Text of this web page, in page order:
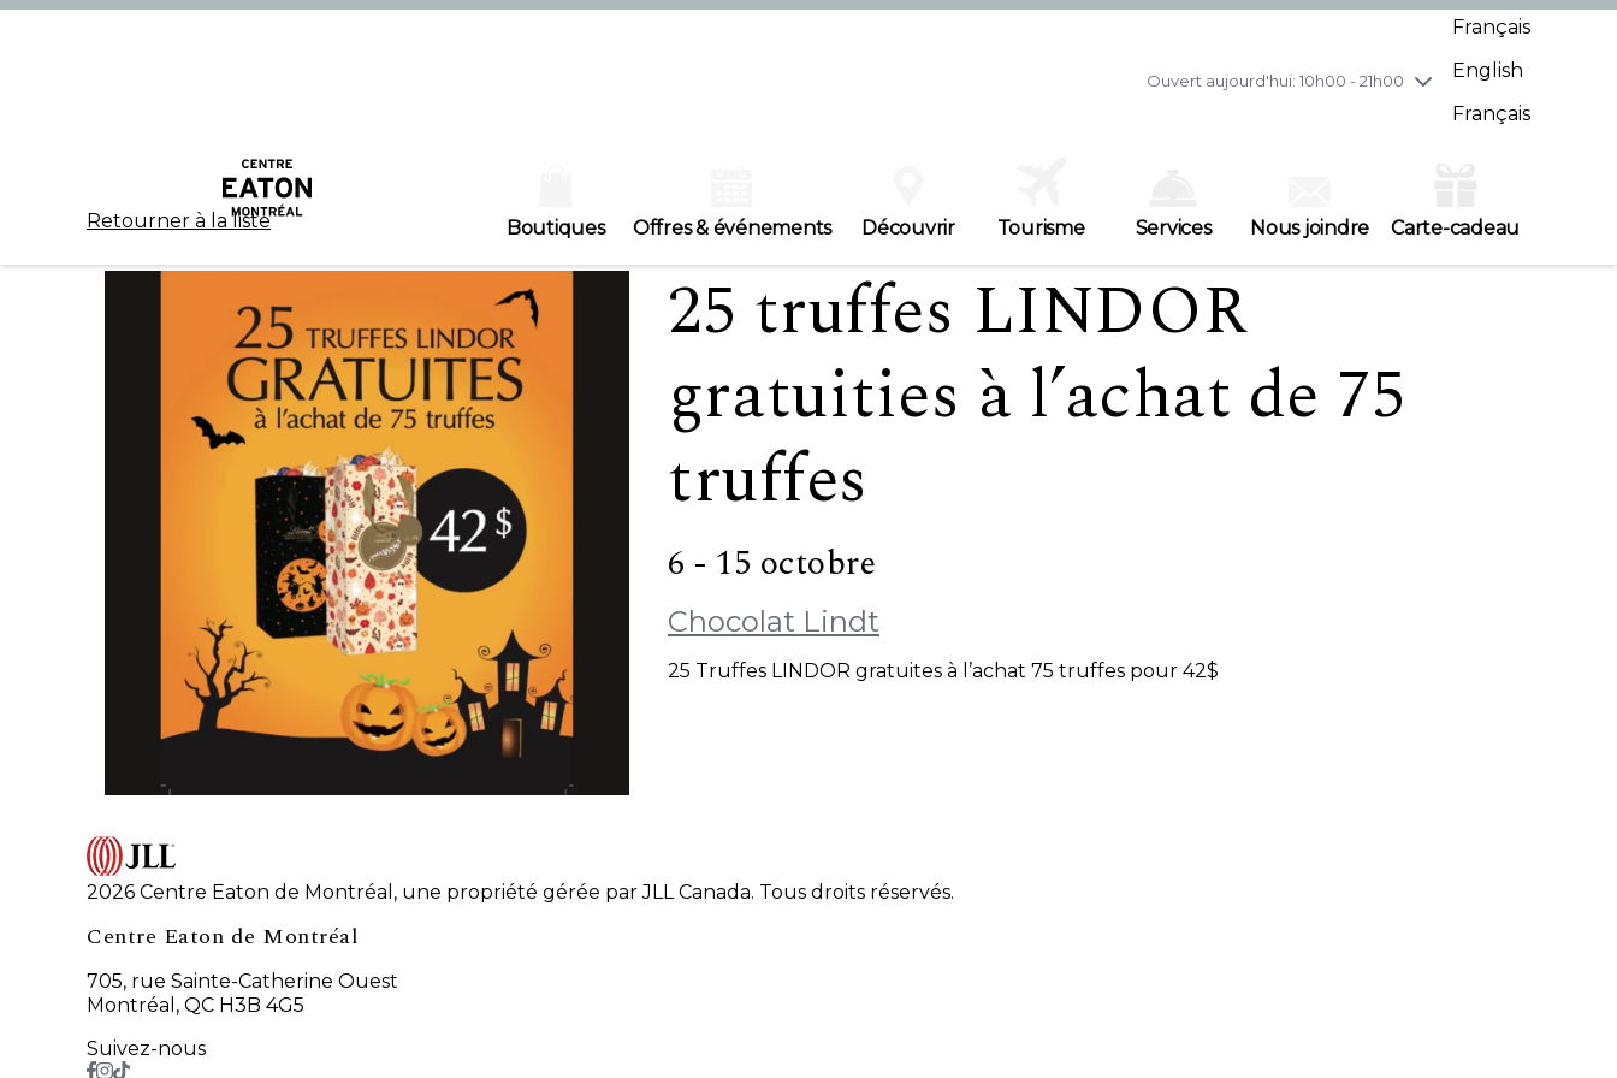
Ouvert aujourd'hui: 10h00 - 21h00
mercredi7/29
10h00 - 21h00
vendredi7/31
10h00 - 21h00
Français
English
Français
Boutiques Offres & événements Découvrir Tourisme Services Nous joindre Carte-cadeau
Retourner à la liste
25 truffes LINDOR
gratuities à l’achat de 75
truffes
6 - 15 octobre
Chocolat Lindt
25 Truffes LINDOR gratuites à l’achat 75 truffes pour 42$
2026 Centre Eaton de Montréal, une propriété gérée par JLL Canada. Tous droits réservés.
Centre Eaton de Montréal
705, rue Sainte-Catherine Ouest
Montréal, QC H3B 4G5
Suivez-nous